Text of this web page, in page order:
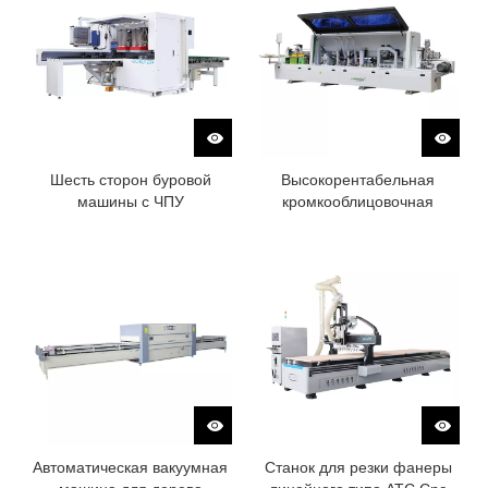
Шесть сторон буровой
машины с ЧПУ
Высокорентабельная
кромкооблицовочная
Автоматическая вакуумная
Станок для резки фанеры